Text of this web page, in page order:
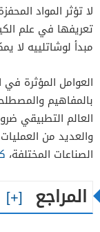
لا تؤثر المواد
تعريفها في علم
مبدأ لوشاتلييه لا
العوامل المؤثرة في
بالمفاهيم
العالم التطبيقي
والعديد من
الصناعات المختلفة،
المراجع